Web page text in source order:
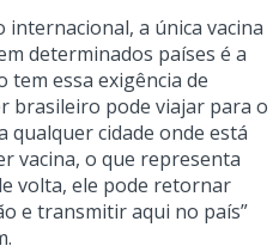
a única vacina
determinados países é a
essa exigência de
brasileiro pode viajar para o
qualquer cidade onde está
vacina, o que representa
volta, ele pode retornar
e transmitir aqui no país”